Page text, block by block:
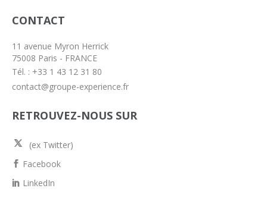
CONTACT
11 avenue Myron Herrick
75008 Paris - FRANCE
Tél. : +33 1 43 12 31 80
contact@groupe-experience.fr
RETROUVEZ-NOUS SUR
(ex Twitter)
Facebook
LinkedIn